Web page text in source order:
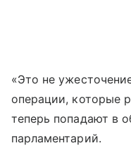
«Это не
операции, которые
теперь попадают в
парламентарий.